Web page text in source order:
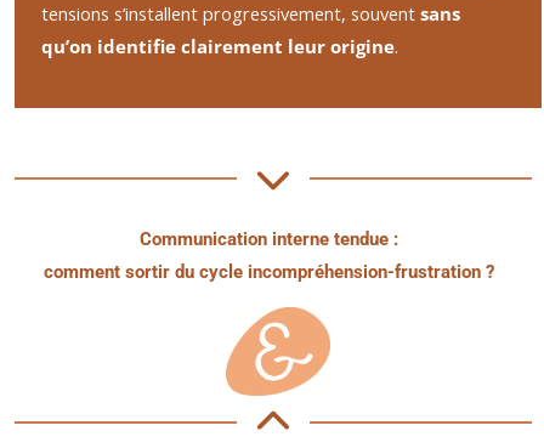
tensions s’installent progressivement, souventsans
qu’on identifie clairement leur origine.
Communication interne tendue :
comment sortir du cycle incompréhension-frustration ?